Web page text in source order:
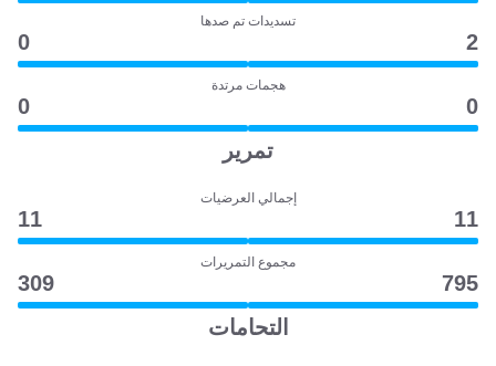
تسديدات تم صدها
2
0
هجمات مرتدة
0
0
تمرير
إجمالي العرضيات
11
11
مجموع التمريرات
795
309
التحامات